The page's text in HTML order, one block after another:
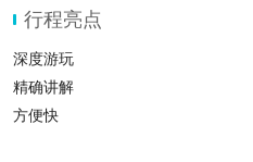
行程亮点
深度游玩
精确讲解
方便快